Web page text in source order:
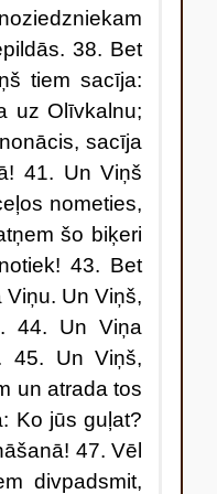
38. Bet
tiem sacīja:
uz Olīvkalnu;
sacīja
41. Un Viņš
nometies,
šo biķeri
43. Bet
Un Viņš,
44. Un Viņa
45. Un Viņš,
un atrada tos
Ko jūs guļat?
47. Vēl
divpadsmit,